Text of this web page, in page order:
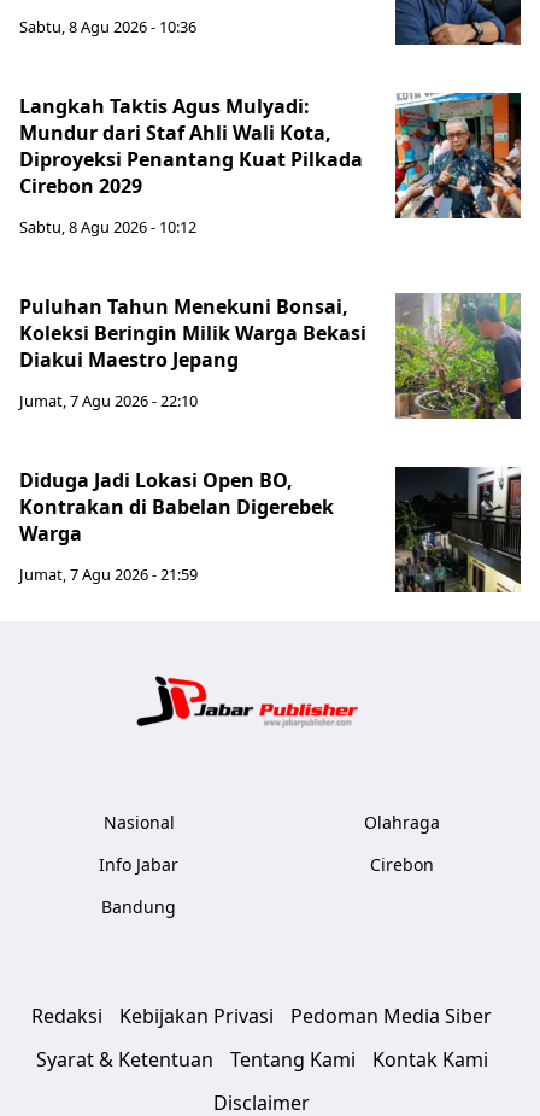
Sabtu, 8 Agu 2026 - 10:36
Langkah Taktis Agus Mulyadi:
Mundur dari Staf Ahli Wali Kota,
Diproyeksi Penantang Kuat Pilkada
Cirebon 2029
Sabtu, 8 Agu 2026 - 10:12
Puluhan Tahun Menekuni Bonsai,
Koleksi Beringin Milik Warga Bekasi
Diakui Maestro Jepang
Jumat, 7 Agu 2026 - 22:10
Diduga Jadi Lokasi Open BO,
Kontrakan di Babelan Digerebek
Warga
Jumat, 7 Agu 2026 - 21:59
Nasional
Info Jabar
Bandung
Olahraga
Cirebon
Redaksi Kebijakan Privasi
Pedoman Media Siber
Syarat & Ketentuan
Tentang Kami
Kontak Kami
Disclaimer